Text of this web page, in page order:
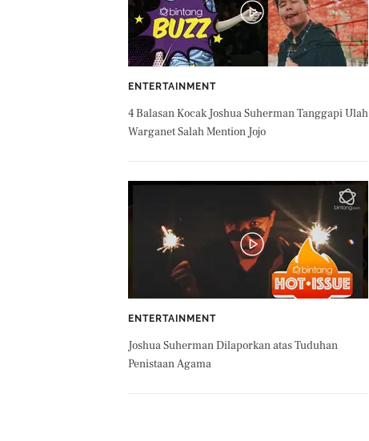
ENTERTAINMENT
4 Balasan Kocak Joshua Suherman Tanggapi Ulah
Warganet Salah Mention Jojo
ENTERTAINMENT
Joshua Suherman Dilaporkan atas Tuduhan
Penistaan Agama